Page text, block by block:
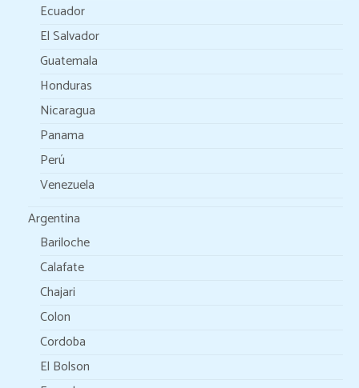
Ecuador
El Salvador
Guatemala
Honduras
Nicaragua
Panama
Perú
Venezuela
Argentina
Bariloche
Calafate
Chajari
Colon
Cordoba
El Bolson